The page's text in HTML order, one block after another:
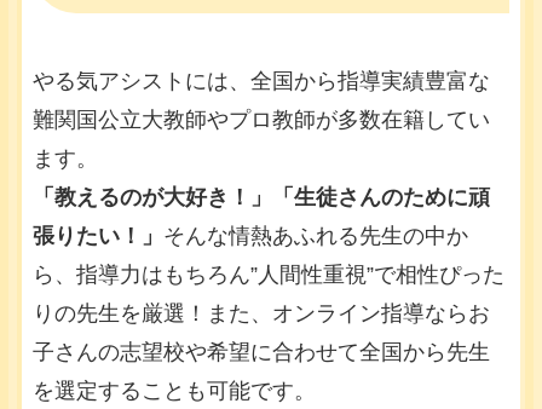
やる気アシストには、全国から指導実績豊富な
難関国公立大教師やプロ教師が多数在籍してい
ます。
「教えるのが大好き！」「生徒さんのために頑
張りたい！」 そんな情熱あふれる先生の中か
ら、指導力はもちろん”人間性重視”で相性ぴった
りの先生を厳選！また、オンライン指導ならお
子さんの志望校や希望に合わせて全国から先生
を選定することも可能です。